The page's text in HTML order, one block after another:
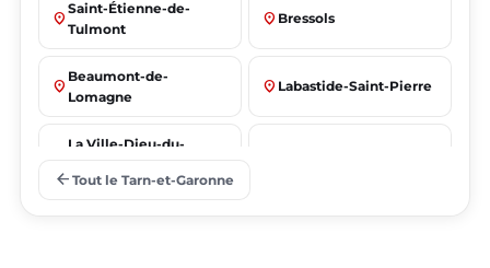
place
Saint-Étienne-de-
Tulmont
place Bressols
place
Beaumont-de-
Lomagne
place Labastide-Saint-Pierre
La Ville-Dieu-du-
arrow_back Tout le Tarn-et-Garonne